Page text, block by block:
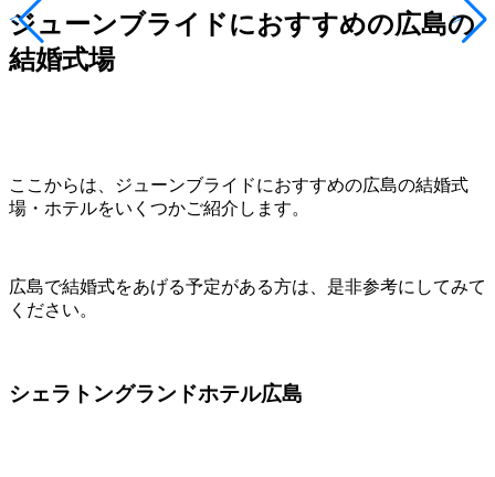
< >
ジューンブライドにおすすめの広島の
結婚式場
ここからは、ジューンブライドにおすすめの広島の結婚式
場・ホテルをいくつかご紹介します。
広島で結婚式をあげる予定がある方は、是非参考にしてみて
ください。
シェラトングランドホテル広島